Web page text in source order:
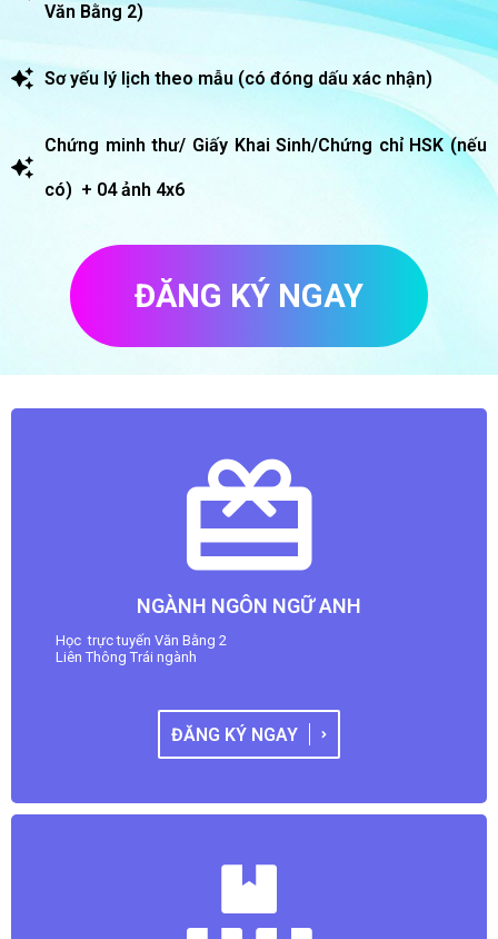
Văn Bằng 2)
Sơ yếu lý lịch theo mẫu (có đóng dấu xác nhận)
Chứng minh thư/ Giấy Khai Sinh/Chứng chỉ HSK (nếu
có) + 04 ảnh 4x6
ĐĂNG KÝ NGAY
NGÀNH NGÔN NGỮ ANH
Học trực tuyến Văn Bằng 2
Liên Thông Trái ngành
ĐĂNG KÝ NGAY